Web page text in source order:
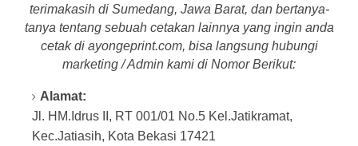
terimakasih di Sumedang, Jawa Barat, dan bertanya-
tanya tentang sebuah cetakan lainnya yang ingin anda
cetak di ayongeprint.com, bisa langsung hubungi
marketing / Admin kami di Nomor Berikut:
Alamat:
Jl. HM.Idrus II, RT 001/01 No.5 Kel.Jatikramat,
Kec.Jatiasih, Kota Bekasi 17421